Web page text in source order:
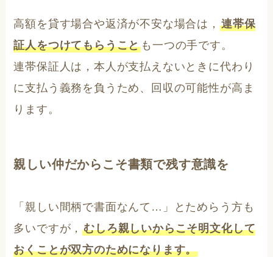
高額を貸す場合や返済が不安な場合は， 連帯保
証人をつけてもらうこと も一つの手です。
連帯保証人は，本人が支払えないときに代わり
に支払う義務を負うため、回収の可能性が高ま
ります。
親しい仲だからこそ書類で残す意識を
「親しい間柄で書面なんて…」とためらう方も
多いですが，むしろ親しいからこそ明文化して
おくことが双方のためになります。